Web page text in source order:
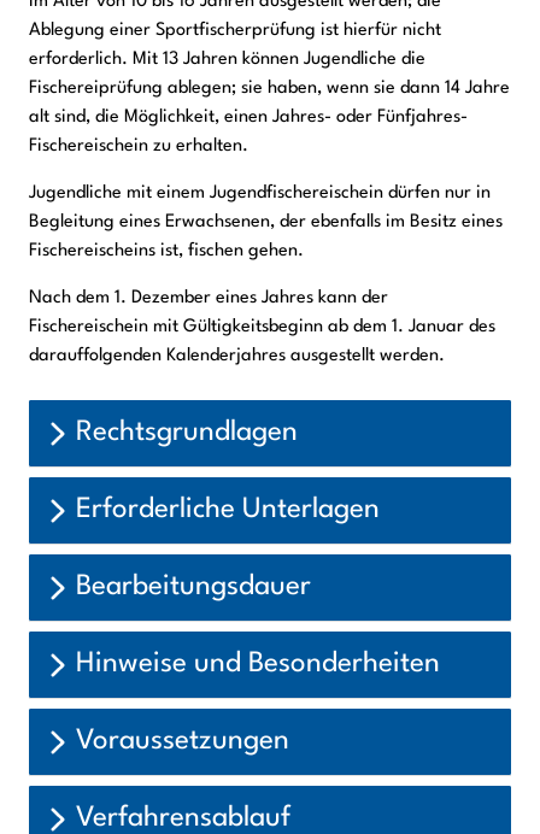
Ablegung einer Sportfischerprüfung ist hierfür nicht
erforderlich. Mit 13 Jahren können Jugendliche die
Fischereiprüfung ablegen; sie haben, wenn sie dann 14 Jahre
alt sind, die Möglichkeit, einen Jahres- oder Fünfjahres-
Fischereischein zu erhalten.
Jugendliche mit einem Jugendfischereischein dürfen nur in
Begleitung eines Erwachsenen, der ebenfalls im Besitz eines
Fischereischeins ist, fischen gehen.
Nach dem 1. Dezember eines Jahres kann der
Fischereischein mit Gültigkeitsbeginn ab dem 1. Januar des
darauffolgenden Kalenderjahres ausgestellt werden.
Rechtsgrundlagen
Erforderliche Unterlagen
Bearbeitungsdauer
Hinweise und Besonderheiten
Voraussetzungen
Verfahrensablauf